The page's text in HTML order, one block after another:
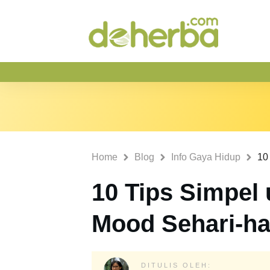
Home Blog Info Gaya Hidup
10 Tips Simpel
Mood Sehari-
DITULIS OLEH: